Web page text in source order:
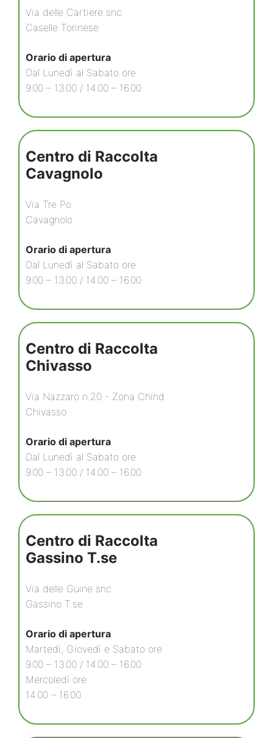
Via delle Cartiere snc
Caselle Torinese
Orario di apertura
Dal Lunedì al Sabato ore
9.00 – 13.00 / 14.00 – 16.00
Centro di Raccolta
Cavagnolo
Via Tre Po
Cavagnolo
Orario di apertura
Dal Lunedì al Sabato ore
9.00 – 13.00 / 14.00 – 16.00
Centro di Raccolta
Chivasso
Via Nazzaro n.20 - Zona Chind
Chivasso
Orario di apertura
Dal Lunedì al Sabato ore
9.00 – 13.00 / 14.00 – 16.00
Centro di Raccolta
Gassino T.se
Via delle Guine snc
Gassino T.se
Orario di apertura
Martedì, Giovedì e Sabato ore
9.00 – 13.00 / 14.00 – 16.00
Mercoledì ore
14.00 – 16.00